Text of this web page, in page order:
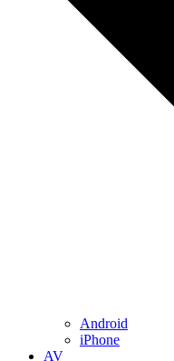
Android
iPhone
AV